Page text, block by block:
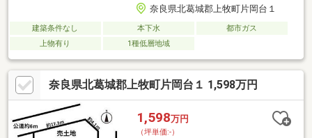
奈良県北葛城郡上牧町片岡台１
建築条件なし 本下水
都市ガス
上物有り
1種低層地域
奈良県北葛城郡上牧町片岡台１ 1,598万円
1,598万円
（坪単価:-）